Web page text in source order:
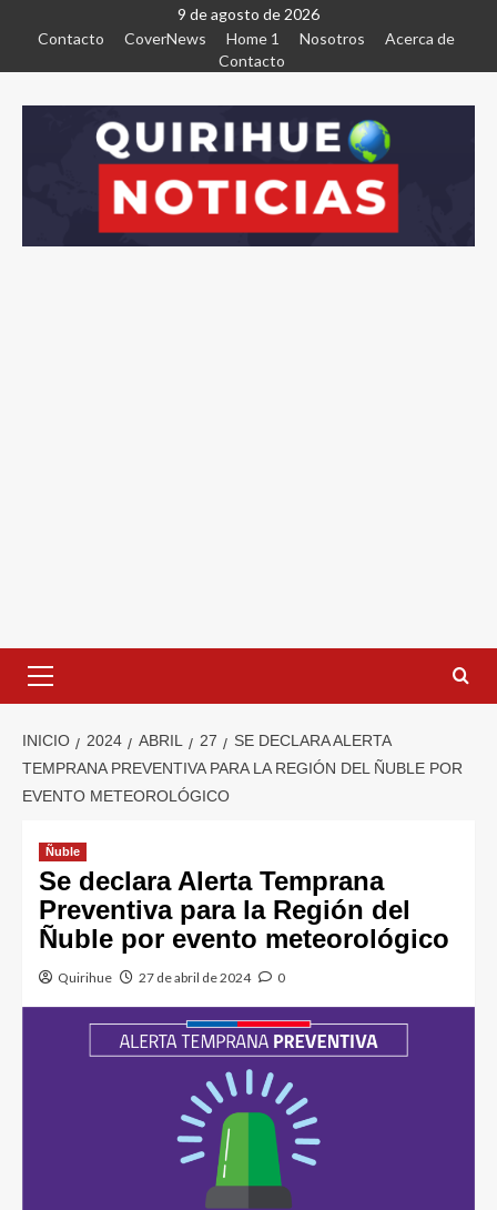
9 de agosto de 2026
Contacto
CoverNews Home 1 Nosotros
Acerca de
Contacto
INICIO 2024 ABRIL 27
SE DECLARA ALERTA
TEMPRANA PREVENTIVA PARA LA REGIÓN DEL ÑUBLE POR
EVENTO METEOROLÓGICO
Ñuble
Se declara Alerta Temprana
Preventiva para la Región del
Ñuble por evento meteorológico
Quirihue 27 de abril de 2024 0